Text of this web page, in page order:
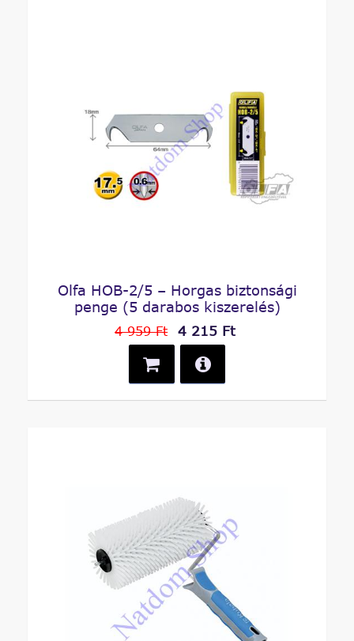
Olfa HOB-2/5 – Horgas biztonsági
penge (5 darabos kiszerelés)
4 959 Ft 4 215 Ft